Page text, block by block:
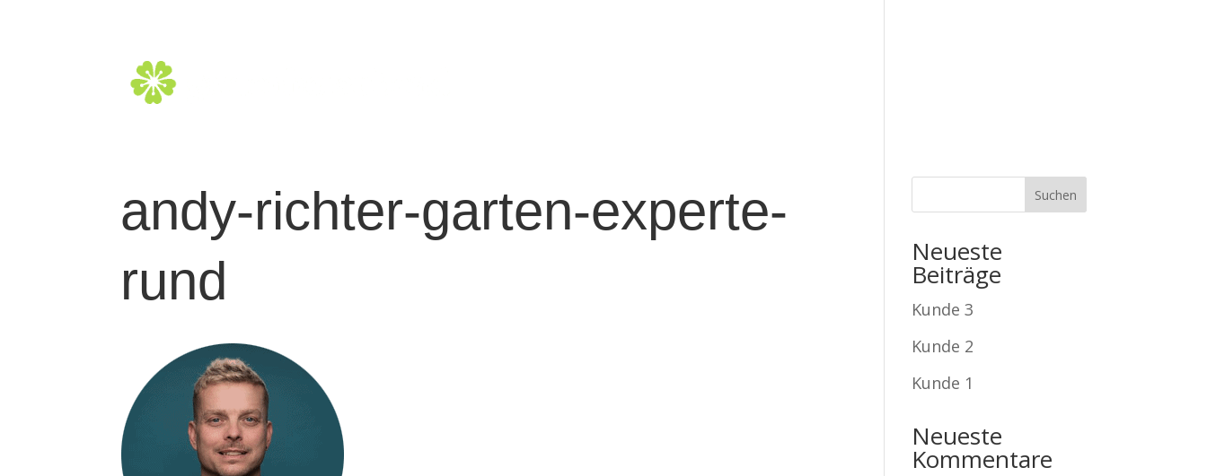
andy-richter-garten-experte-
rund
Neueste
Beiträge
Kunde 3
Kunde 2
Kunde 1
Neueste
Kommentare